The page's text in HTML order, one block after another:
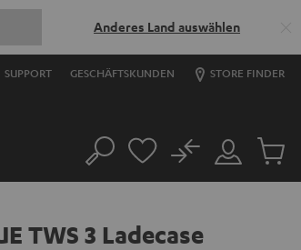
Anderes Land auswählen
SUPPORT GESCHÄFTSKUNDEN STORE FINDER
Suche
Mein
Konto
No
Artikel
TWS 3 Ladecase